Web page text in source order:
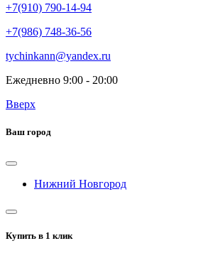
+7(910) 790-14-94
+7(986) 748-36-56
tychinkann@yandex.ru
Ежедневно 9:00 - 20:00
Вверх
Ваш город
Нижний Новгород
Купить в 1 клик